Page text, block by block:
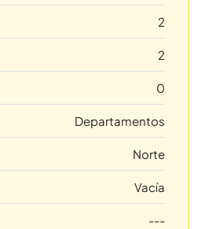
2
2
0
Departamentos
Norte
Vacía
---